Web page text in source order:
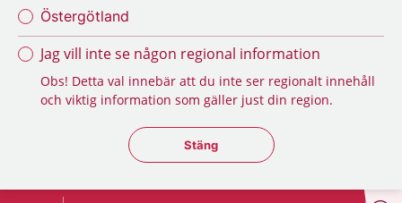
Östergötland
Jag vill inte se någon regional information
Obs! Detta val innebär att du inte ser regionalt innehåll
och viktig information som gäller just din region.
Stäng regionsväljaren
Stäng